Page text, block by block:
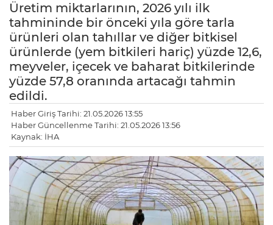
Üretim miktarlarının, 2026 yılı ilk
tahmininde bir önceki yıla göre tarla
ürünleri olan tahıllar ve diğer bitkisel
ürünlerde (yem bitkileri hariç) yüzde 12,6,
meyveler, içecek ve baharat bitkilerinde
yüzde 57,8 oranında artacağı tahmin
edildi.
Haber Giriş Tarihi: 21.05.2026 13:55
Haber Güncellenme Tarihi: 21.05.2026 13:56
Kaynak: İHA